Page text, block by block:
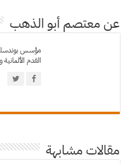
عن معتصم أبو الذهب
مؤسس
القدم
مقالات مشابهة